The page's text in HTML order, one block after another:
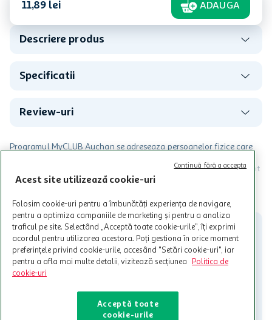
11,89 lei ADAUGA
Descriere produs
Specificatii
Review-uri
Programul MyCLUB Auchan se adreseaza persoanelor fizice care
Termenele și Condițiile Programului. Ofertele MyCLUB Auchan sunt
valabile in limita stocurilor disponibile. Beneficiile se acorda in
Cardul poate fi utilizat doar in legatura cu magazinele Auchan
participante și pentru acțiuni promotionale indicate de Auchan si
nu poate fi utilizat in legatura cu alti comercianți sau pentru alte
activitati in afara celor mentionate in Termene si Conditii. Auchan
nu raspunde pentru imposibilitatea utilizarii Cardului in perioada in
care aceste este suspendat sau in perioada in care sunt efectuate
intretineri sau reparatii tehnice la sistemul de utilizarea al Cardului.
Contacteaza-ne!
Iti stam mereu la dispozitie.
Acest site utilizează cookie-uri
Folosim cookie-uri pentru a îmbunătăți experiența de navigare,
pentru a optimiza campaniile de marketing și pentru a analiza
traficul pe site. Selectând „Acceptă toate cookie-urile”, îți exprimi
acordul pentru utilizarea acestora. Poți gestiona în orice moment
preferințele privind cookie-urile, accesând "Setări cookie-uri", iar
pentru a afla mai multe detalii, vizitează secțiunea
Politica de
cookie-uri
Acceptă toate
cookie-urile
Continuă fără a accepta